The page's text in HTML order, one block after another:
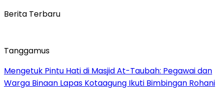
Berita Terbaru
Tanggamus
Mengetuk Pintu Hati di Masjid At-Taubah: Pegawai dan
Warga Binaan Lapas Kotaagung Ikuti Bimbingan Rohani